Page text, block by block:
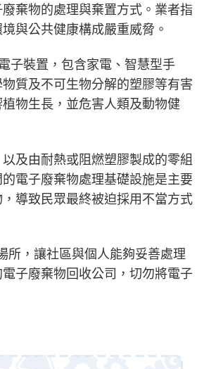
棄物的處理與棄置方式。業者指
與公共健康構成嚴重威脅。
子裝置，包含家電、智慧型手
質及不可生物分解的塑膠等有害
物生長，並危害人類及動物健
及由耐熱或阻燃塑膠製成的零組
電子廢棄物處理基礎設施是主要
導致民眾最終被迫採用不當方式
所，讓社區與個人能夠妥善處理
子廢棄物回收公司，切勿將電子